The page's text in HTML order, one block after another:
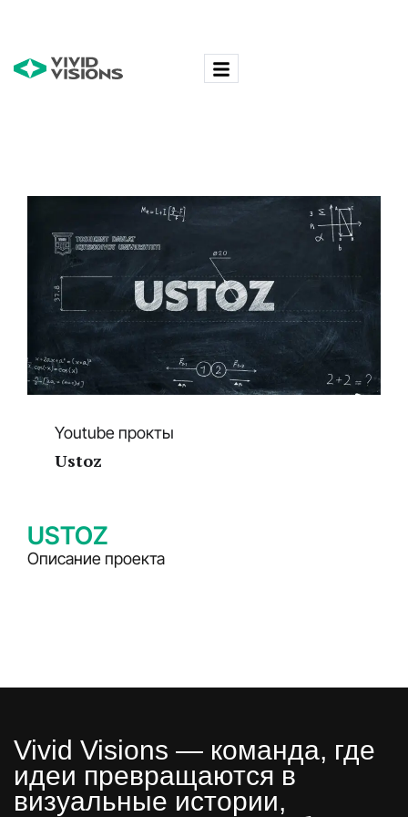
Youtube прокты
Ustoz
USTOZ
Описание проекта
Vivid Visions — команда, где
идеи превращаются в
визуальные истории,